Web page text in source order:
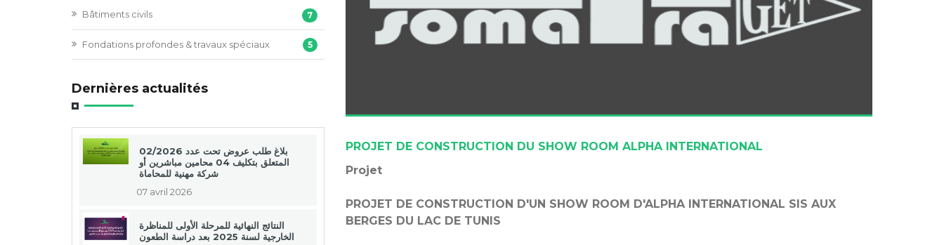
Bâtiments civils 7
Fondations profondes & travaux spéciaux 5
Dernières actualités
بلاغ طلب عروض تحت عدد 02/2026
المتعلق بتكليف 04 محامين مباشرين أو
شركة مهنية للمحاماة
07 avril 2026
النتائج النهائية للمرحلة الأولى للمناظرة
الخارجية لسنة 2025 بعد دراسة الطعون
PROJET DE CONSTRUCTION DU SHOW ROOM ALPHA INTERNATIONAL
Projet
PROJET DE CONSTRUCTION D'UN SHOW ROOM D'ALPHA INTERNATIONAL SIS AUX
BERGES DU LAC DE TUNIS